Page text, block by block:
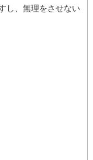
し、無理をさせない